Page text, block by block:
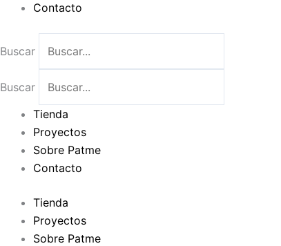
Contacto
Buscar
Buscar
Tienda
Proyectos
Sobre Patme
Contacto
Tienda
Proyectos
Sobre Patme